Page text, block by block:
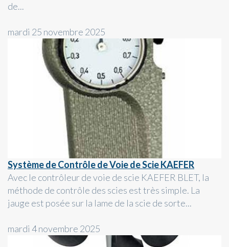
de...
mardi 25 novembre 2025
Système de Contrôle de Voie de Scie KAEFER
Avec le contrôleur de voie de scie KAEFER BLET, la
méthode de contrôle des scies est très simple. La
jauge est posée sur la lame de la scie de sorte...
mardi 4 novembre 2025